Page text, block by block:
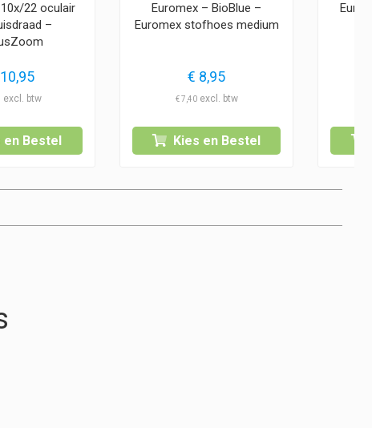
22 oculair
–
en Bestel
Euromex – BioBlue –
Euromex stofhoes medium
€ 8,95
€7,40
Kies en Bestel